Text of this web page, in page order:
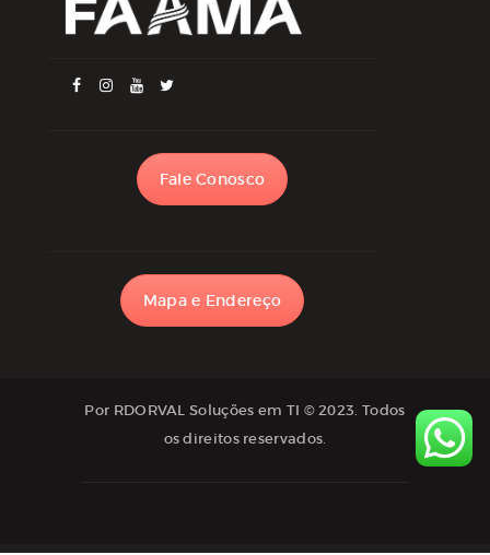
Fale Conosco
Mapa e Endereço
Por RDORVAL Soluções em TI © 2023. Todos
os direitos reservados.